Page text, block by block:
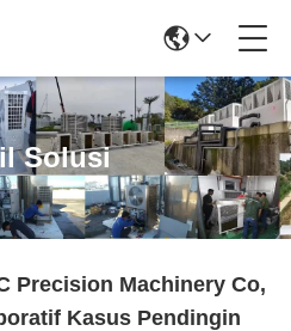
Solusi
Precision Machinery Co,
Kasus Pendingin